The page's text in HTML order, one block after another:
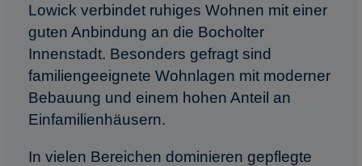
Lowick verbindet ruhiges Wohnen mit einer
guten Anbindung an die Bocholter
Innenstadt. Besonders gefragt sind
familiengeeignete Wohnlagen mit moderner
Bebauung und einem hohen Anteil an
Einfamilienhäusern.
In vielen Bereichen dominieren gepflegte